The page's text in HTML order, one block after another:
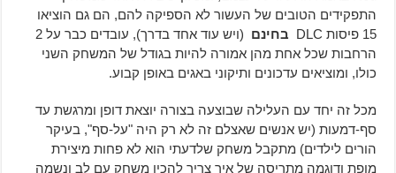
התפקידים הטובים של העשור לא הספיקה להם, הם גם הוציאו
15 פיסות DLC
בחינם
(ויש עוד אחד בדרך), עובדים כבר על 2
הרחבות שכל אחת מהן אמורה להיות בגודל של המשחק השני
כולו, ומוציאים עדכונים ותיקוני באגים באופן קבוע.
מכל זה יחד עם העלילה שבוצעה בצורה יוצאת דופן ומרגשת עד
סף-דמעות (יש אנשים שאצלם זה לא רק היה "על-סף", בעיקר
הורים לילדים) מתקבל משחק שלדעתי הוא לא פחות מיצירת
מופת ודוגמה מתריסה של איך צריך להכין משחק עם לב ונשמה